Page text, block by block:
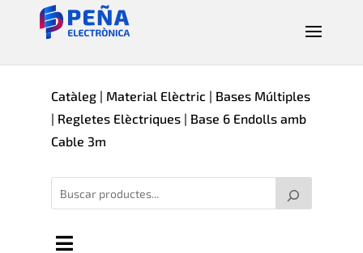
Catàleg| Material Elèctric | Bases Múltiples
| Regletes Elèctriques| Base 6 Endolls amb
Cable 3m